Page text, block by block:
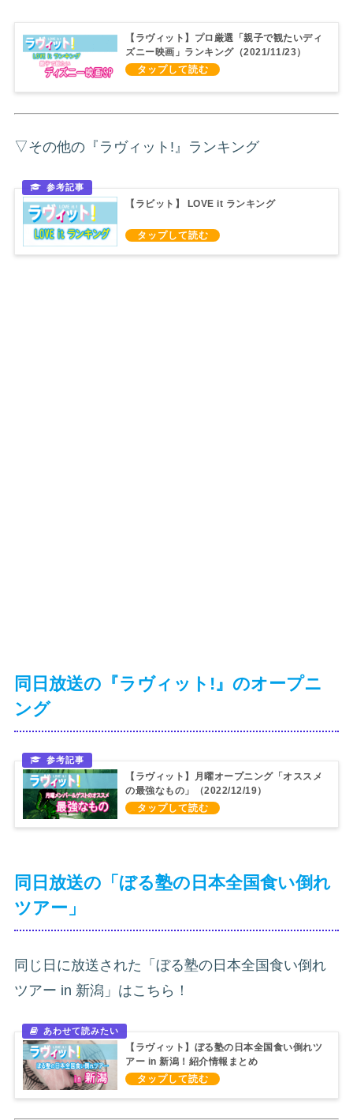
【ラヴィット】プロ厳選「親子で観たいディ
ズニー映画」ランキング（2021/11/23）
▽その他の『ラヴィット!』ランキング
【ラビット】 LOVE it ランキング
同日放送の『ラヴィット!』のオープニ
ング
【ラヴィット】月曜オープニング「オススメ
の最強なもの」（2022/12/19）
同日放送の「ぼる塾の日本全国食い倒れ
ツアー」
同じ日に放送された「ぼる塾の日本全国食い倒れ
ツアー in 新潟」はこちら！
【ラヴィット】ぼる塾の日本全国食い倒れツ
アー in 新潟！紹介情報まとめ
（2022/12/19）